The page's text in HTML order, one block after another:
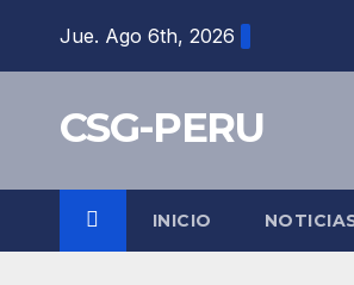
Jue. Ago 6th, 2026
CSG-PERU
INICIO